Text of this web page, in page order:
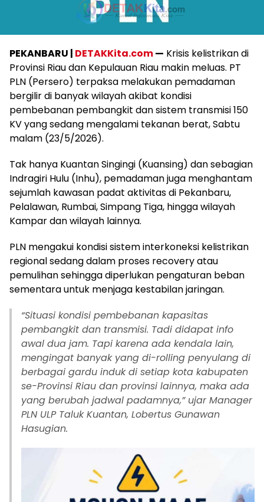
PEKANBARU | DETAKKita.com— Krisis kelistrikan di
Provinsi Riau dan Kepulauan Riau makin meluas. PT
PLN (Persero) terpaksa melakukan pemadaman
bergilir di banyak wilayah akibat kondisi
pembebanan pembangkit dan sistem transmisi 150
KV yang sedang mengalami tekanan berat, Sabtu
malam (23/5/2026).
Tak hanya Kuantan Singingi (Kuansing) dan sebagian
Indragiri Hulu (Inhu), pemadaman juga menghantam
sejumlah kawasan padat aktivitas di Pekanbaru,
Pelalawan, Rumbai, Simpang Tiga, hingga wilayah
Kampar dan wilayah lainnya.
PLN mengakui kondisi sistem interkoneksi kelistrikan
regional sedang dalam proses recovery atau
pemulihan sehingga diperlukan pengaturan beban
sementara untuk menjaga kestabilan jaringan.
“Situasi kondisi pembebanan kapasitas
pembangkit dan transmisi. Tadi didapat info
awal dua jam. Tapi karena ada kendala lain,
mengingat banyak yang di-rolling penyulang di
berbagai gardu induk di setiap kota kabupaten
se-Provinsi Riau dan provinsi lainnya, maka ada
yang berubah jadwal padamnya,” ujar Manager
PLN ULP Taluk Kuantan, Lobertus Gunawan
Hasugian.